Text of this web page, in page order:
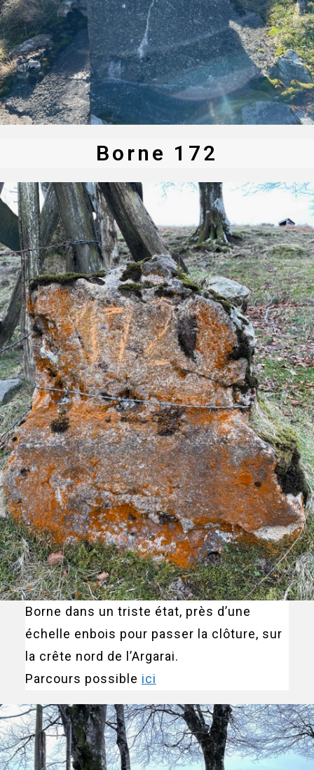
Borne 172
Borne dans un triste état, près d’une
échelle enbois pour passer la clôture, sur
la crête nord de l’Argarai.
Parcours possible ici